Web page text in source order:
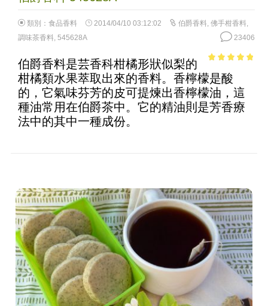
類別： 食品香料 2014/04/10 03:12:02 伯爵香料 佛手柑香料
調味茶香料 545628A 23406
5
伯爵香料是芸香科柑橘形狀似梨的
柑橘類水果萃取出來的香料。香檸檬是酸
的，它氣味芬芳的皮可提煉出香檸檬油，這
種油常用在伯爵茶中。它的精油則是芳香療
法中的其中一種成份。